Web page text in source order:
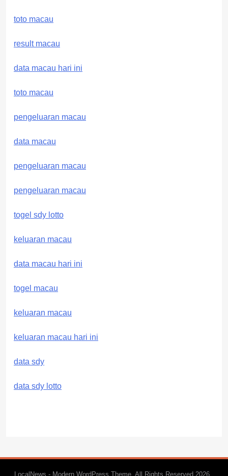
toto macau
result macau
data macau hari ini
toto macau
pengeluaran macau
data macau
pengeluaran macau
pengeluaran macau
togel sdy lotto
keluaran macau
data macau hari ini
togel macau
keluaran macau
keluaran macau hari ini
data sdy
data sdy lotto
LocalNews - Modern WordPress Theme. All Rights Reserved 2026..